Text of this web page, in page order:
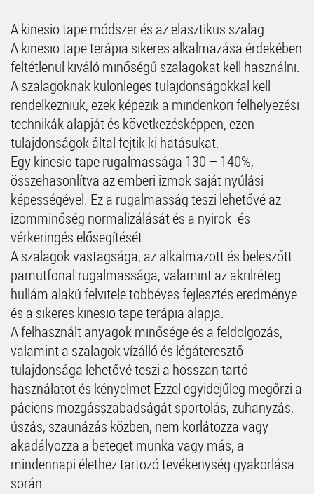
A kinesio tape módszer és az elasztikus szalag
A kinesio tape terápia sikeres alkalmazása érdekében
feltétlenül kiváló minőségű szalagokat kell használni.
A szalagoknak különleges tulajdonságokkal kell
rendelkezniük, ezek képezik a mindenkori felhelyezési
technikák alapját és következésképpen, ezen
tulajdonságok által fejtik ki hatásukat.
Egy kinesio tape rugalmassága 130 – 140%,
összehasonlítva az emberi izmok saját nyúlási
képességével. Ez a rugalmasság teszi lehetővé az
izomminőség normalizálását és a nyirok- és
vérkeringés elősegítését.
A szalagok vastagsága, az alkalmazott és beleszőtt
pamutfonal rugalmassága, valamint az akrilréteg
hullám alakú felvitele többéves fejlesztés eredménye
és a sikeres kinesio tape terápia alapja.
A felhasznált anyagok minősége és a feldolgozás,
valamint a szalagok vízálló és légáteresztő
tulajdonsága lehetővé teszi a hosszan tartó
használatot és kényelmet Ezzel egyidejűleg megőrzi a
páciens mozgásszabadságát sportolás, zuhanyzás,
úszás, szaunázás közben, nem korlátozza vagy
akadályozza a beteget munka vagy más, a
mindennapi élethez tartozó tevékenység gyakorlása
során.